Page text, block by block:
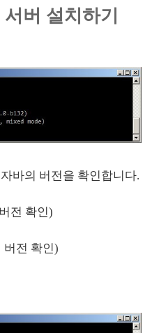
버 설치하기
바의 버전을 확인합니다.
전 확인)
버전 확인)